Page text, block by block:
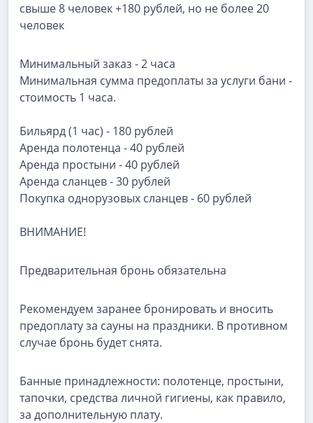
свыше 8 человек +180 рублей, но не более 20
человек
Минимальный заказ - 2 часа
Минимальная сумма предоплаты за услуги бани -
стоимость 1 часа.
Бильярд (1 час) - 180 рублей
Аренда полотенца - 40 рублей
Аренда простыни - 40 рублей
Аренда сланцев - 30 рублей
Покупка однорузовых сланцев - 60 рублей
ВНИМАНИЕ!
Предварительная бронь обязательна
Рекомендуем заранее бронировать и вносить
предоплату за cауны на праздники. В противном
случае бронь будет снята.
Банные принадлежности: полотенце, простыни,
тапочки, средства личной гигиены, как правило,
за дополнительную плату.